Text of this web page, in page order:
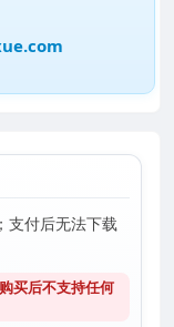
支付后无法下载
买后不支持任何